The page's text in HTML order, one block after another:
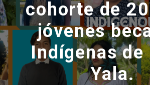
cohorte de
jóvenes
Indígenas de
Yala.